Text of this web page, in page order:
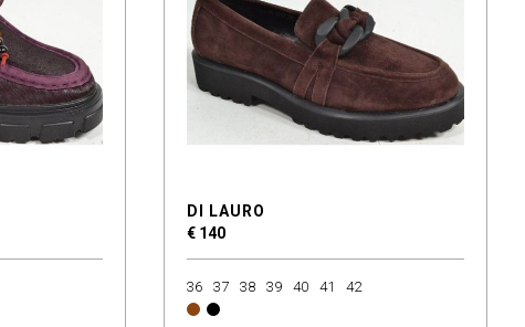
DI LAURO
€ 140
36 37 38 39 40 41 42